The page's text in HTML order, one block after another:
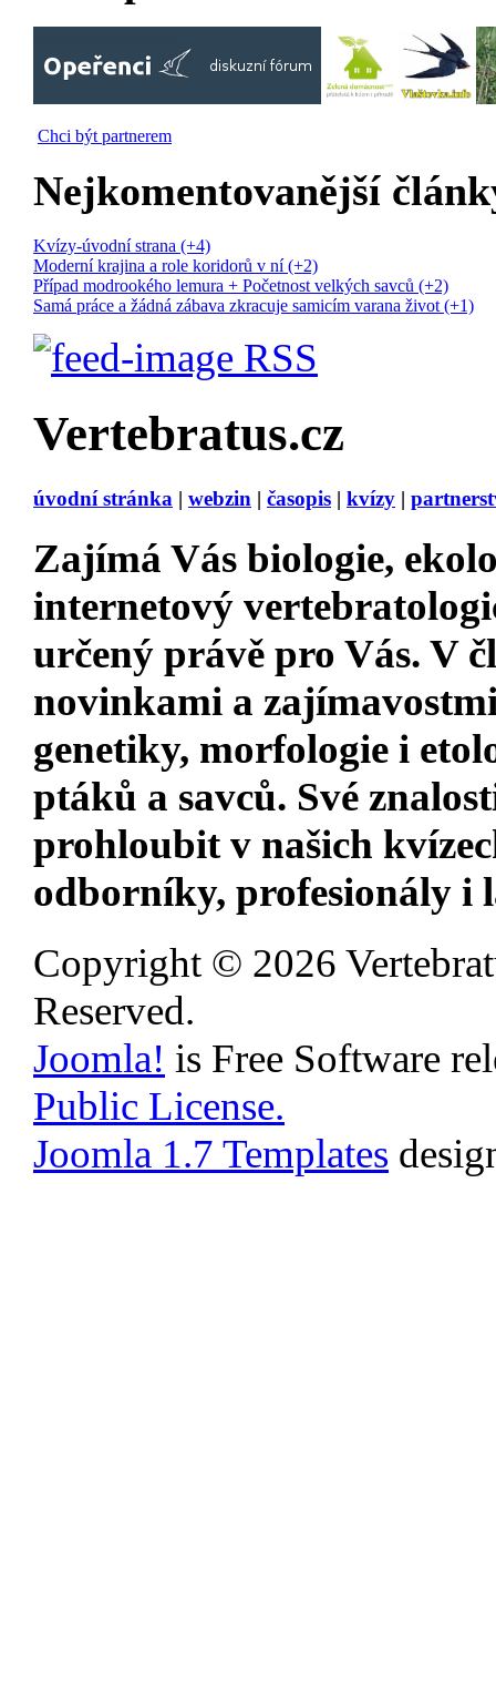
Chci být partnerem
Nejkomentovanější
Kvízy-úvodní strana (+4)
Moderní krajina a role koridorů v ní (+2)
Případ modrookého lemura + Početnost velkých savců (+2)
Samá práce a žádná zábava zkracuje samicím varana život (+1)
RSS
Vertebratus.cz
úvodní stránka | webzin | časopis | kvízy |
Zajímá Vás biologie,
internetový
určený právě pro Vás. V
novinkami a
genetiky, morfologie i
ptáků a savců. Své
prohloubit v našich
odborníky, profesionály i
Copyright © 2026
Reserved.
Joomla! is Free Software
Public License.
Joomla 1.7 Templates